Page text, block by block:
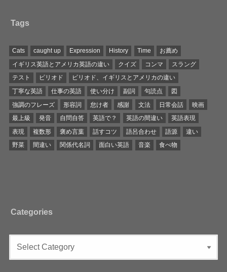
Tags
Cats caught up Expression History Time
お薦め
イギリス英語とアメリカ英語の違い
クイズ コンマ
スラング
テスト
ピリオド
ピリオド、イギリスとアメリカの違い
丁寧な英語
仕事の英語 使い分け 副詞 句読点
図
強調のフレーズ
形容詞 怠け者 感謝 文法 日常会話
映画
最上級
発音 自問自答 英語で？ 英語の間違い
英語表現
表現
複数形 褒め言葉 話すコツ 語呂合わせ 語源
違い
野菜
間違い 関係代名詞 面白い英語 音楽 食べ物
Categories